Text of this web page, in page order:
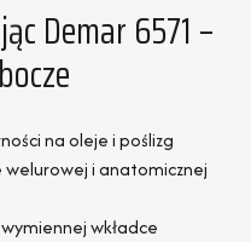
Demar 6571 –
na oleje i poślizg
welurowej i anatomicznej
wkładce